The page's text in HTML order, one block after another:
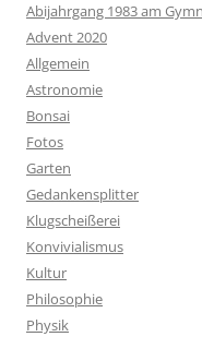
Abijahrgang 1983 am
Advent 2020
Allgemein
Astronomie
Bonsai
Fotos
Garten
Gedankensplitter
Klugscheißerei
Konvivialismus
Kultur
Philosophie
Physik